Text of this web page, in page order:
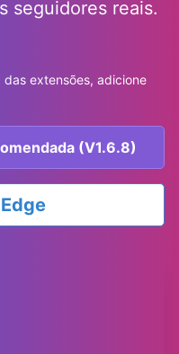
seguidores reais.
extensões, adicione
(V1.6.8)